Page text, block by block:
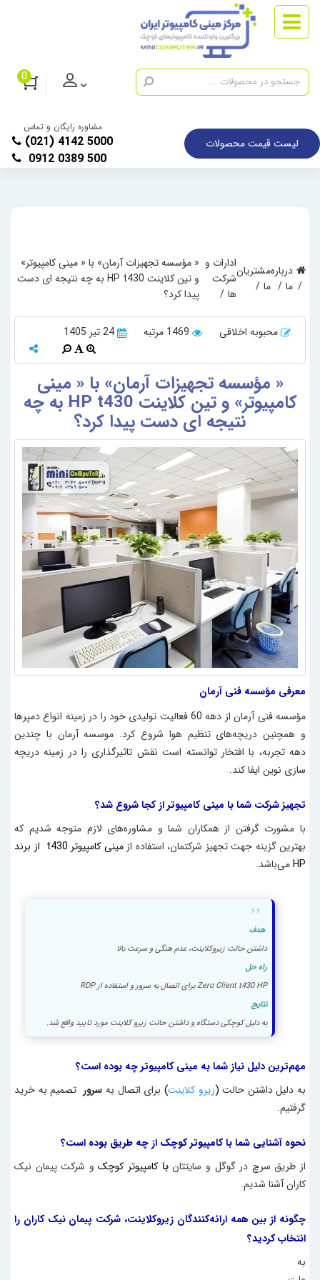
0
لیست قیمت محصولات
مشاوره رایگان و تماس
(021) 4142 5000
0912 0389 500
درباره
ما
مشتریان
ما
ادارات و
شرکت
ها
« مؤسسه تجهیزات آرمان» با « مینی کامپیوتر»
و تین کلاینت HP t430 به چه نتیجه ای دست
پیدا کرد؟
محبوبه اخلاقی 1469 مرتبه 24 تیر 1405
« مؤسسه تجهیزات آرمان» با « مینی
کامپیوتر» و تین کلاینت HP t430 به چه
نتیجه ای دست پیدا کرد؟
معرفی مؤسسه فنی آرمان
مؤسسه فنی آرمان از دهه 60 فعالیت تولیدی خود را در زمینه انواع دمپرها
و همچنین دریچه‌های تنظیم هوا شروع کرد. موسسه آرمان با چندین
دهه تجربه، با افتخار توانسته است نقش تاثیرگذاری را در زمینه دریچه
سازی نوین ایفا کند.
تجهیز شرکت شما با مینی کامپیوتر از کجا شروع شد؟
با مشورت گرفتن از همکاران شما و مشاوره‌های لازم متوجه شدیم که
بهترین گزینه جهت تجهیز شرکتمان، استفاده ازمینی کامپیوتر t430
از برند
HPمی‌باشد.
هدف
داشتن حالت زیروکلاینت، عدم هنگی و سرعت بالا
راه حل
Zero Client t430 HP برای اتصال به سرور و استفاده از RDP
نتایج
به دلیل کوچکی دستگاه و داشتن حالت زیرو کلاینت مورد تایید واقع شد.
مهم‌ترین دلیل نیاز شما به مینی کامپیوترچه بوده است؟
به دلیل داشتن حالت (زیرو کلاینت) برای اتصال به سرور تصمیم به خرید
گرفتیم.
نحوه آشنایی شما با کامپیوتر کوچک از چه طریق بوده است؟
از طریق سرچ در گوگل و سایتتانبا کامپیوتر کوچکو شرکت پیمان نیک
کاران آشنا شدیم.
چگونه از بین همه ارائه‌کنندگان زیروکلاینت، شرکت پیمان نیک کاران را
انتخاب کردید؟
به